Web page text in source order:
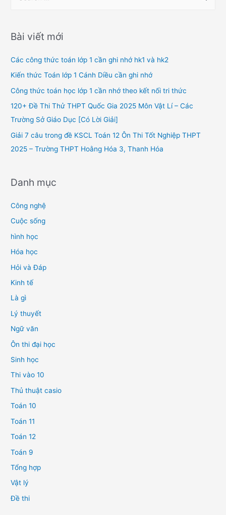
r
h
f
o
Bài viết mới
Các công thức toán lớp 1 cần ghi nhớ hk1 và hk2
Kiến thức Toán lớp 1 Cánh Diều cần ghi nhớ
Công thức toán học lớp 1 cần nhớ theo kết nối tri thức
120+ Đề Thi Thử THPT Quốc Gia 2025 Môn Vật Lí – Các
Trường Sở Giáo Dục [Có Lời Giải]
Giải 7 câu trong đề KSCL Toán 12 Ôn Thi Tốt Nghiệp THPT
2025 – Trường THPT Hoằng Hóa 3, Thanh Hóa
Danh mục
Công nghệ
Cuộc sống
hình học
Hóa học
Hỏi và Đáp
Kinh tế
Là gì
Lý thuyết
Ngữ văn
Ôn thi đại học
Sinh học
Thi vào 10
Thủ thuật casio
Toán 10
Toán 11
Toán 12
Toán 9
Tổng hợp
Vật lý
Đề thi